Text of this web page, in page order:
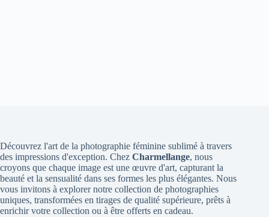
Découvrez l'art de la photographie féminine sublimé à travers
des impressions d'exception. Chez Charmellange, nous
croyons que chaque image est une œuvre d'art, capturant la
beauté et la sensualité dans ses formes les plus élégantes. Nous
vous invitons à explorer notre collection de photographies
uniques, transformées en tirages de qualité supérieure, prêts à
enrichir votre collection ou à être offerts en cadeau.